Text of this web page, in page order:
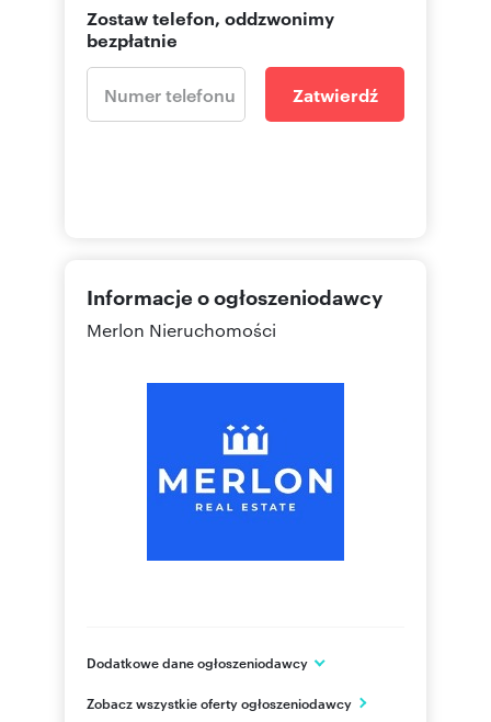
Zostaw telefon, oddzwonimy
bezpłatnie
Zatwierdź
Informacje o ogłoszeniodawcy
Merlon Nieruchomości
Dodatkowe dane ogłoszeniodawcy
Opole
Zobacz wszystkie oferty ogłoszeniodawcy